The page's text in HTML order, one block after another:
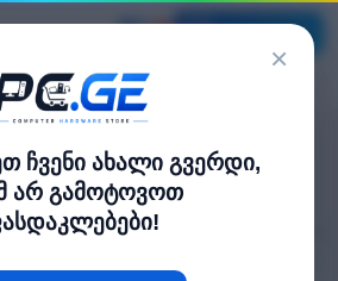
×
ჩვენი ახალი გვერდი,
არ გამოტოვოთ
პროდუქტი